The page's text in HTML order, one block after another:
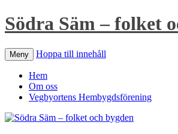
Södra Säm – folket
Meny Hoppa till innehåll
Hem
Om oss
Vegbyortens Hembygdsförening